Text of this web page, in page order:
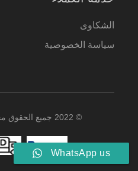
الشكاوى
سياسة الخصوصية
© 2022 جميع الحقوق محفوظة لموقع مشكاة
WhatsApp us